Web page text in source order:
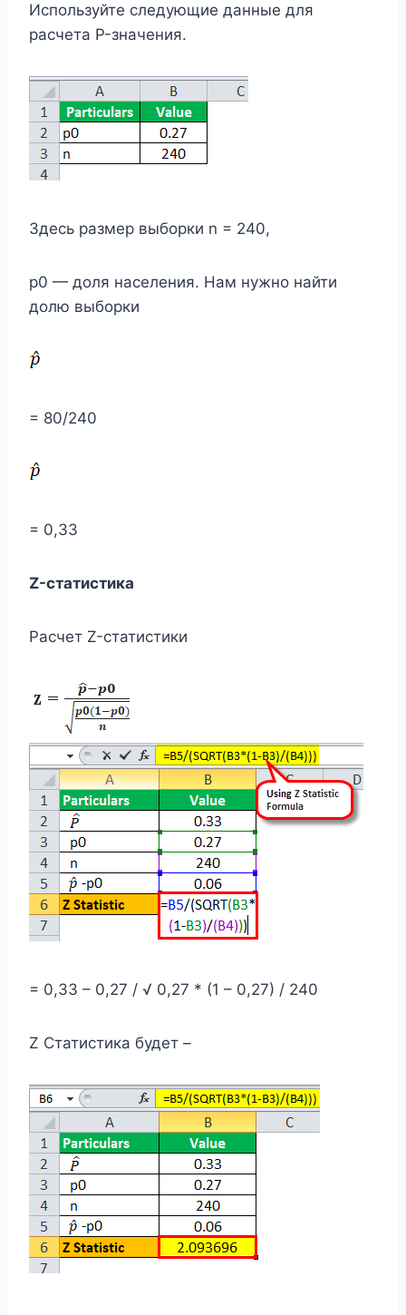
Используйте следующие данные для
расчета P-значения.
Здесь размер выборки n = 240,
p0 — доля населения. Нам нужно найти
долю выборки
= 80/240
= 0,33
Z-статистика
Расчет Z-статистики
= 0,33 – 0,27 / √ 0,27 * (1 – 0,27) / 240
Z Статистика будет –